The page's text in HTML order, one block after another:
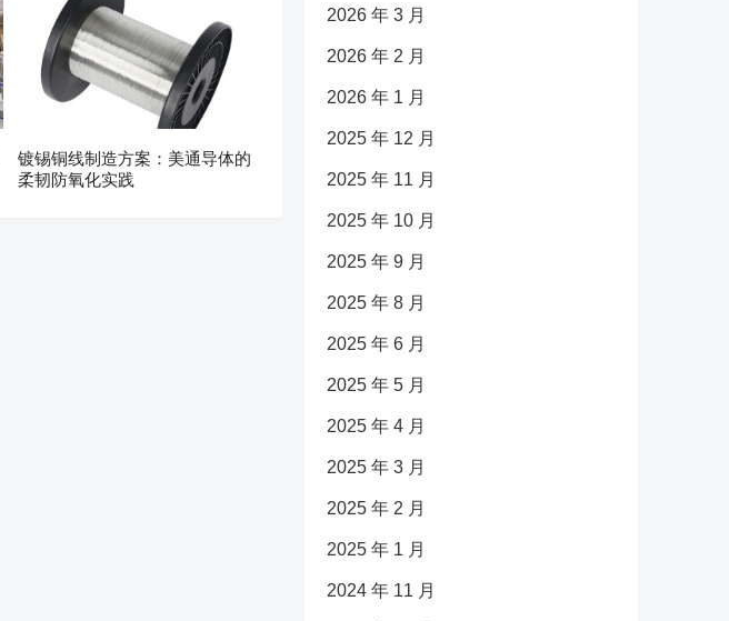
镀锡铜线制造方案：美通导体的
柔韧防氧化实践
2026 年 3 月
2026 年 2 月
2026 年 1 月
2025 年 12 月
2025 年 11 月
2025 年 10 月
2025 年 9 月
2025 年 8 月
2025 年 6 月
2025 年 5 月
2025 年 4 月
2025 年 3 月
2025 年 2 月
2025 年 1 月
2024 年 11 月